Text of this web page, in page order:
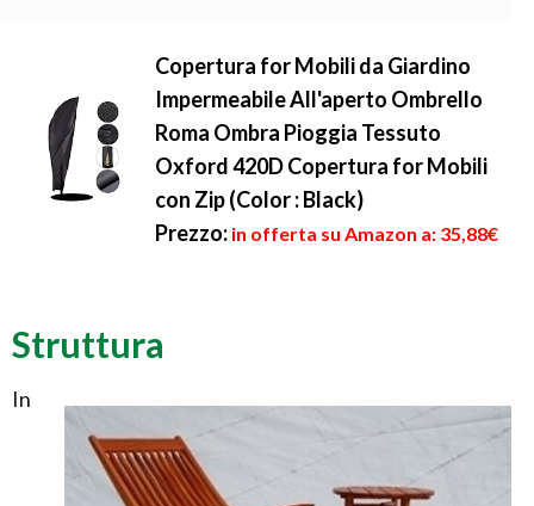
Copertura for Mobili da Giardino
Impermeabile All'aperto Ombrello
Roma Ombra Pioggia Tessuto
Oxford 420D Copertura for Mobili
con Zip (Color : Black)
Prezzo: in offerta su Amazon a: 35,88€
Struttura
In